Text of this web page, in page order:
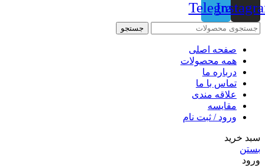
Telegram
جستجو
صفحه اصلی
همه محصولات
درباره ما
تماس با ما
علاقه مندی
مقايسه
ورود / ثبت نام
سبد خرید
بستن
ورود